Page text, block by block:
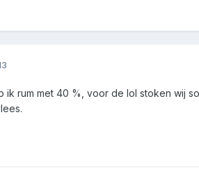
ik rum met 40 %, voor de lol stoken wij